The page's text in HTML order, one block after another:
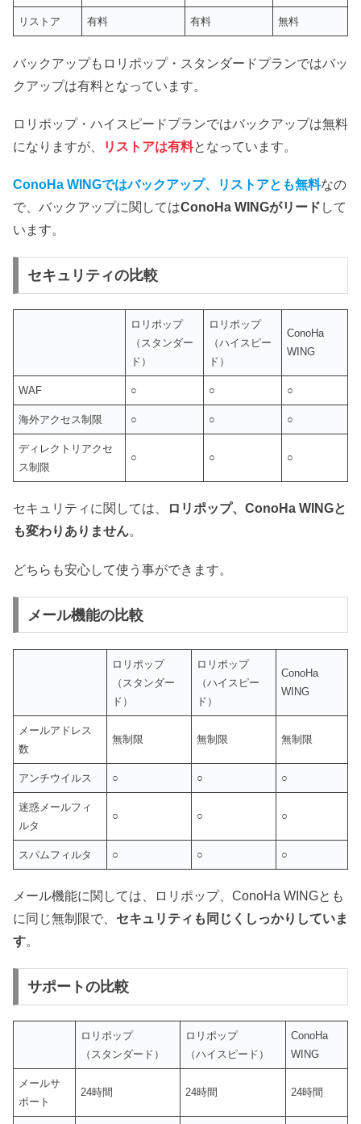
リストア 有料 有料 無料
バックアップもロリポップ・スタンダードプランではバッ
クアップは有料となっています。
ロリポップ・ハイスピードプランではバックアップは無料
になりますが、
リストアは有料となっています。
ConoHa WINGではバックアップ、リストアとも無料なの
で、バックアップに関してはConoHa WINGがリード して
います。
セキュリティの比較
ロリポップ
（スタンダー
ド）
ロリポップ
（ハイスピー
ド）
ConoHa
WING
WAF ○ ○ ○
海外アクセス制限 ○ ○ ○
ディレクトリアクセ
ス制限
○ ○ ○
セキュリティに関しては、
ロリポップ、ConoHa WINGと
も変わりありません。
どちらも安心して使う事ができます。
メール機能の比較
ロリポップ
（スタンダー
ド）
ロリポップ
（ハイスピー
ド）
ConoHa
WING
メールアドレス
数
無制限 無制限 無制限
アンチウイルス ○ ○ ○
迷惑メールフィ
ルタ
○ ○ ○
スパムフィルタ ○ ○ ○
メール機能に関しては、ロリポップ、ConoHa WINGとも
に同じ無制限で、 セキュリティも同じくしっかりしていま
す。
サポートの比較
ロリポップ
（スタンダード）
ロリポップ
（ハイスピード）
ConoHa
WING
メールサ
ポート
24時間 24時間 24時間